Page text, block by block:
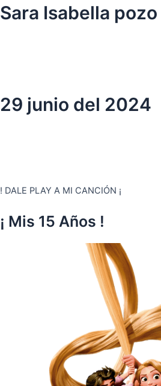
Ir
al
Sara Isabella
29 junio del 2024
! DALE PLAY A MI CANCIÓN ¡
¡ Mis 15 Años !